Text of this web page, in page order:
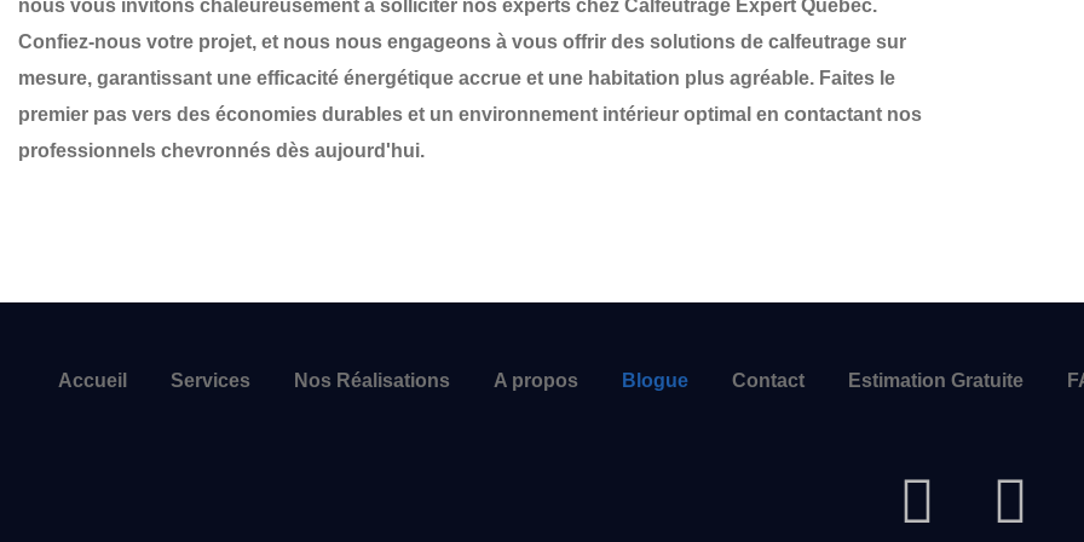
nous vous invitons chaleureusement à solliciter nos experts chez Calfeutrage Expert Québec.
Confiez-nous votre projet, et nous nous engageons à vous offrir des solutions de calfeutrage sur
mesure, garantissant une efficacité énergétique accrue et une habitation plus agréable. Faites le
premier pas vers des économies durables et un environnement intérieur optimal en contactant nos
professionnels chevronnés dès aujourd'hui.
Accueil Services Nos Réalisations A propos Blogue Contact Estimation Gratuite